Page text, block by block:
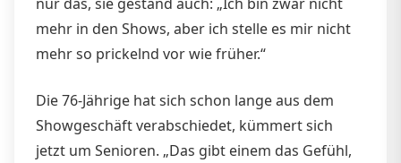
mehr in den Shows, aber ich stelle es mir nicht
mehr so prickelnd vor wie früher.“
Die 76-Jährige hat sich schon lange aus dem
Showgeschäft verabschiedet, kümmert sich
jetzt um Senioren. „Das gibt einem das Gefühl,